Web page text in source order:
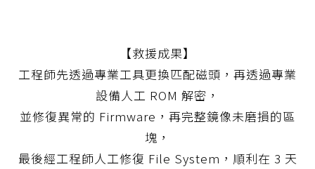
【救援成果】
工程師先透過專業工具更換匹配磁頭，再透過專業
設備人工 ROM 解密，
並修復異常的 Firmware，再完整鏡像未磨損的區
塊，
最後經工程師人工修復 File System，順利在 3 天